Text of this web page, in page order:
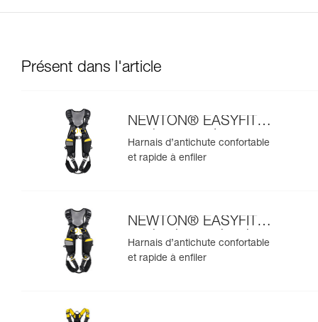
Présent dans l'article
NEWTON® EASYFIT
version européenne
Harnais d’antichute confortable
et rapide à enfiler
NEWTON® EASYFIT
version internationale
Harnais d’antichute confortable
et rapide à enfiler